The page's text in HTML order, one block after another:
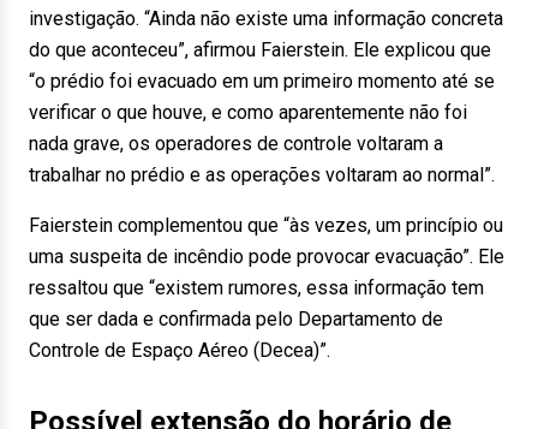
investigação. “Ainda não existe uma informação concreta
do que aconteceu”, afirmou Faierstein. Ele explicou que
“o prédio foi evacuado em um primeiro momento até se
verificar o que houve, e como aparentemente não foi
nada grave, os operadores de controle voltaram a
trabalhar no prédio e as operações voltaram ao normal”.
Faierstein complementou que “às vezes, um princípio ou
uma suspeita de incêndio pode provocar evacuação”. Ele
ressaltou que “existem rumores, essa informação tem
que ser dada e confirmada pelo Departamento de
Controle de Espaço Aéreo (Decea)”.
Possível extensão do horário de